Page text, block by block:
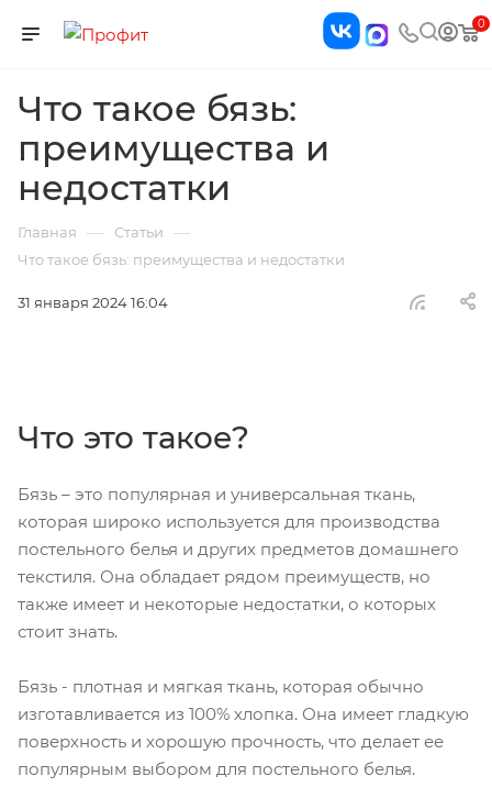
0
Что такое бязь:
преимущества и
недостатки
Главная — Статьи —
Что такое бязь: преимущества и недостатки
31 января 2024 16:04
Что это такое?
Бязь – это популярная и универсальная ткань,
которая широко используется для производства
постельного белья и других предметов домашнего
текстиля. Она обладает рядом преимуществ, но
также имеет и некоторые недостатки, о которых
стоит знать.
Бязь - плотная и мягкая ткань, которая обычно
изготавливается из 100% хлопка. Она имеет гладкую
поверхность и хорошую прочность, что делает ее
популярным выбором для постельного белья.